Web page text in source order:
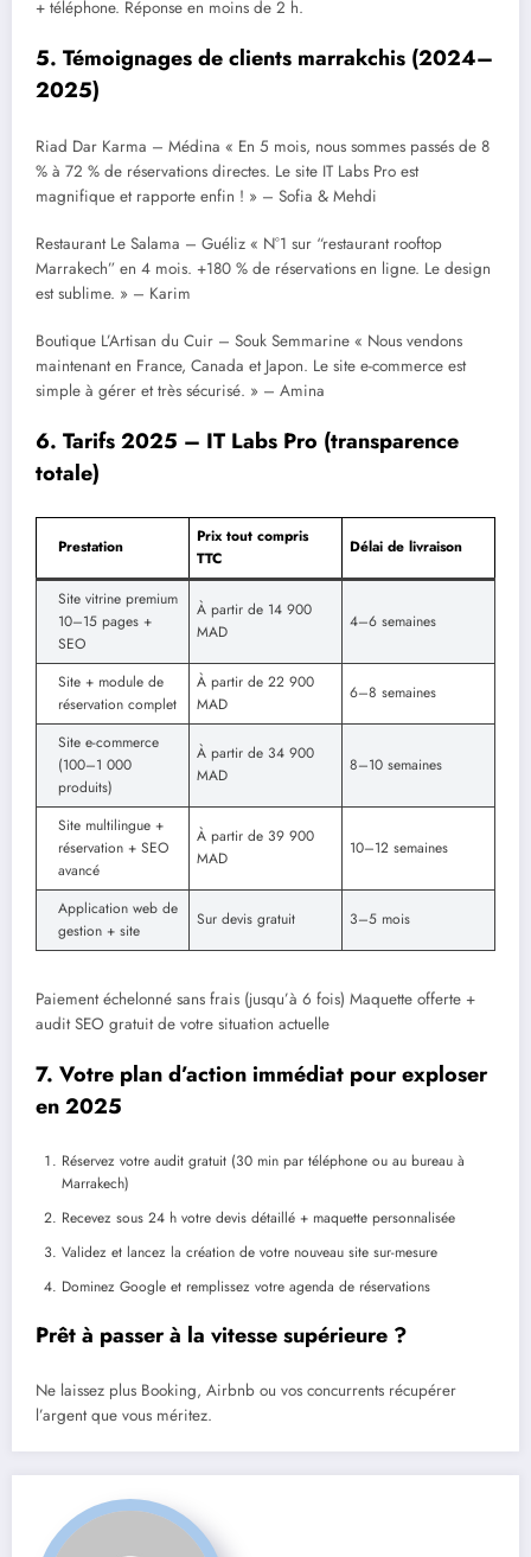
+ téléphone. Réponse en moins de 2 h.
5. Témoignages de clients marrakchis (2024–
2025)
Riad Dar Karma – Médina « En 5 mois, nous sommes passés de 8
% à 72 % de réservations directes. Le site IT Labs Pro est
magnifique et rapporte enfin ! » – Sofia & Mehdi
Restaurant Le Salama – Guéliz « N°1 sur “restaurant rooftop
Marrakech” en 4 mois. +180 % de réservations en ligne. Le design
est sublime. » – Karim
Boutique L’Artisan du Cuir – Souk Semmarine « Nous vendons
maintenant en France, Canada et Japon. Le site e-commerce est
simple à gérer et très sécurisé. » – Amina
6. Tarifs 2025 – IT Labs Pro (transparence
totale)
Prestation
Prix tout compris
TTC
Délai de livraison
Site vitrine premium
10–15 pages +
SEO
À partir de 14 900
MAD
4–6 semaines
Site + module de
réservation complet
À partir de 22 900
MAD
6–8 semaines
Site e-commerce
(100–1 000
produits)
À partir de 34 900
MAD
8–10 semaines
Site multilingue +
réservation + SEO
avancé
À partir de 39 900
MAD
10–12 semaines
Application web de
gestion + site
Sur devis gratuit 3–5 mois
Paiement échelonné sans frais (jusqu’à 6 fois) Maquette offerte +
audit SEO gratuit de votre situation actuelle
7. Votre plan d’action immédiat pour exploser
en 2025
Réservez votre audit gratuit (30 min par téléphone ou au bureau à
Marrakech)
Recevez sous 24 h votre devis détaillé + maquette personnalisée
Validez et lancez la création de votre nouveau site sur-mesure
Dominez Google et remplissez votre agenda de réservations
Prêt à passer à la vitesse supérieure ?
Ne laissez plus Booking, Airbnb ou vos concurrents récupérer
l’argent que vous méritez.